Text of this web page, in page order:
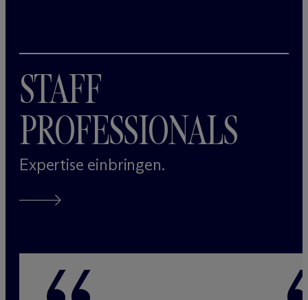
STAFF
PROFESSIONALS
Expertise einbringen.